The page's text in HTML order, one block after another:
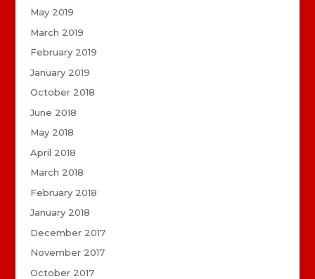
May 2019
March 2019
February 2019
January 2019
October 2018
June 2018
May 2018
April 2018
March 2018
February 2018
January 2018
December 2017
November 2017
October 2017